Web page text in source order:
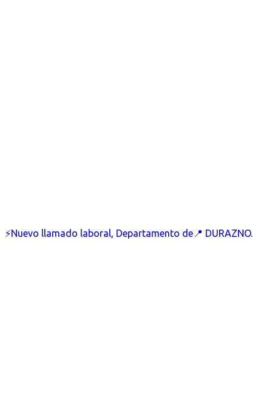
⚡Nuevo llamado laboral, Departamento de📍 DURAZNO.